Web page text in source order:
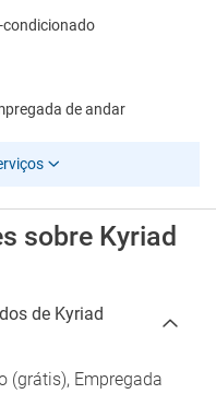
condicionado
de andar
sobre Kyriad
de Kyriad
(grátis), Empregada